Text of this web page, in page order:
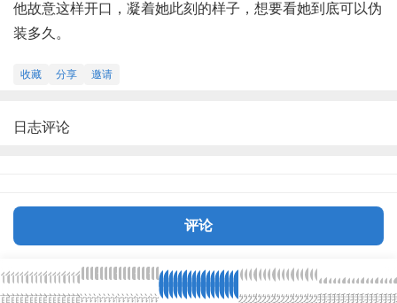
他故意这样开口，凝着她此刻的样子，想要看她到底可以伪
装多久。
收藏 分享 邀请
日志评论
评论
首首首首首首首首首首首首首首首首首论论论论论论论论论论论论论论论论论 发发发发发发发发发发发发发发发发发我我我我我我我我我我我我我我我